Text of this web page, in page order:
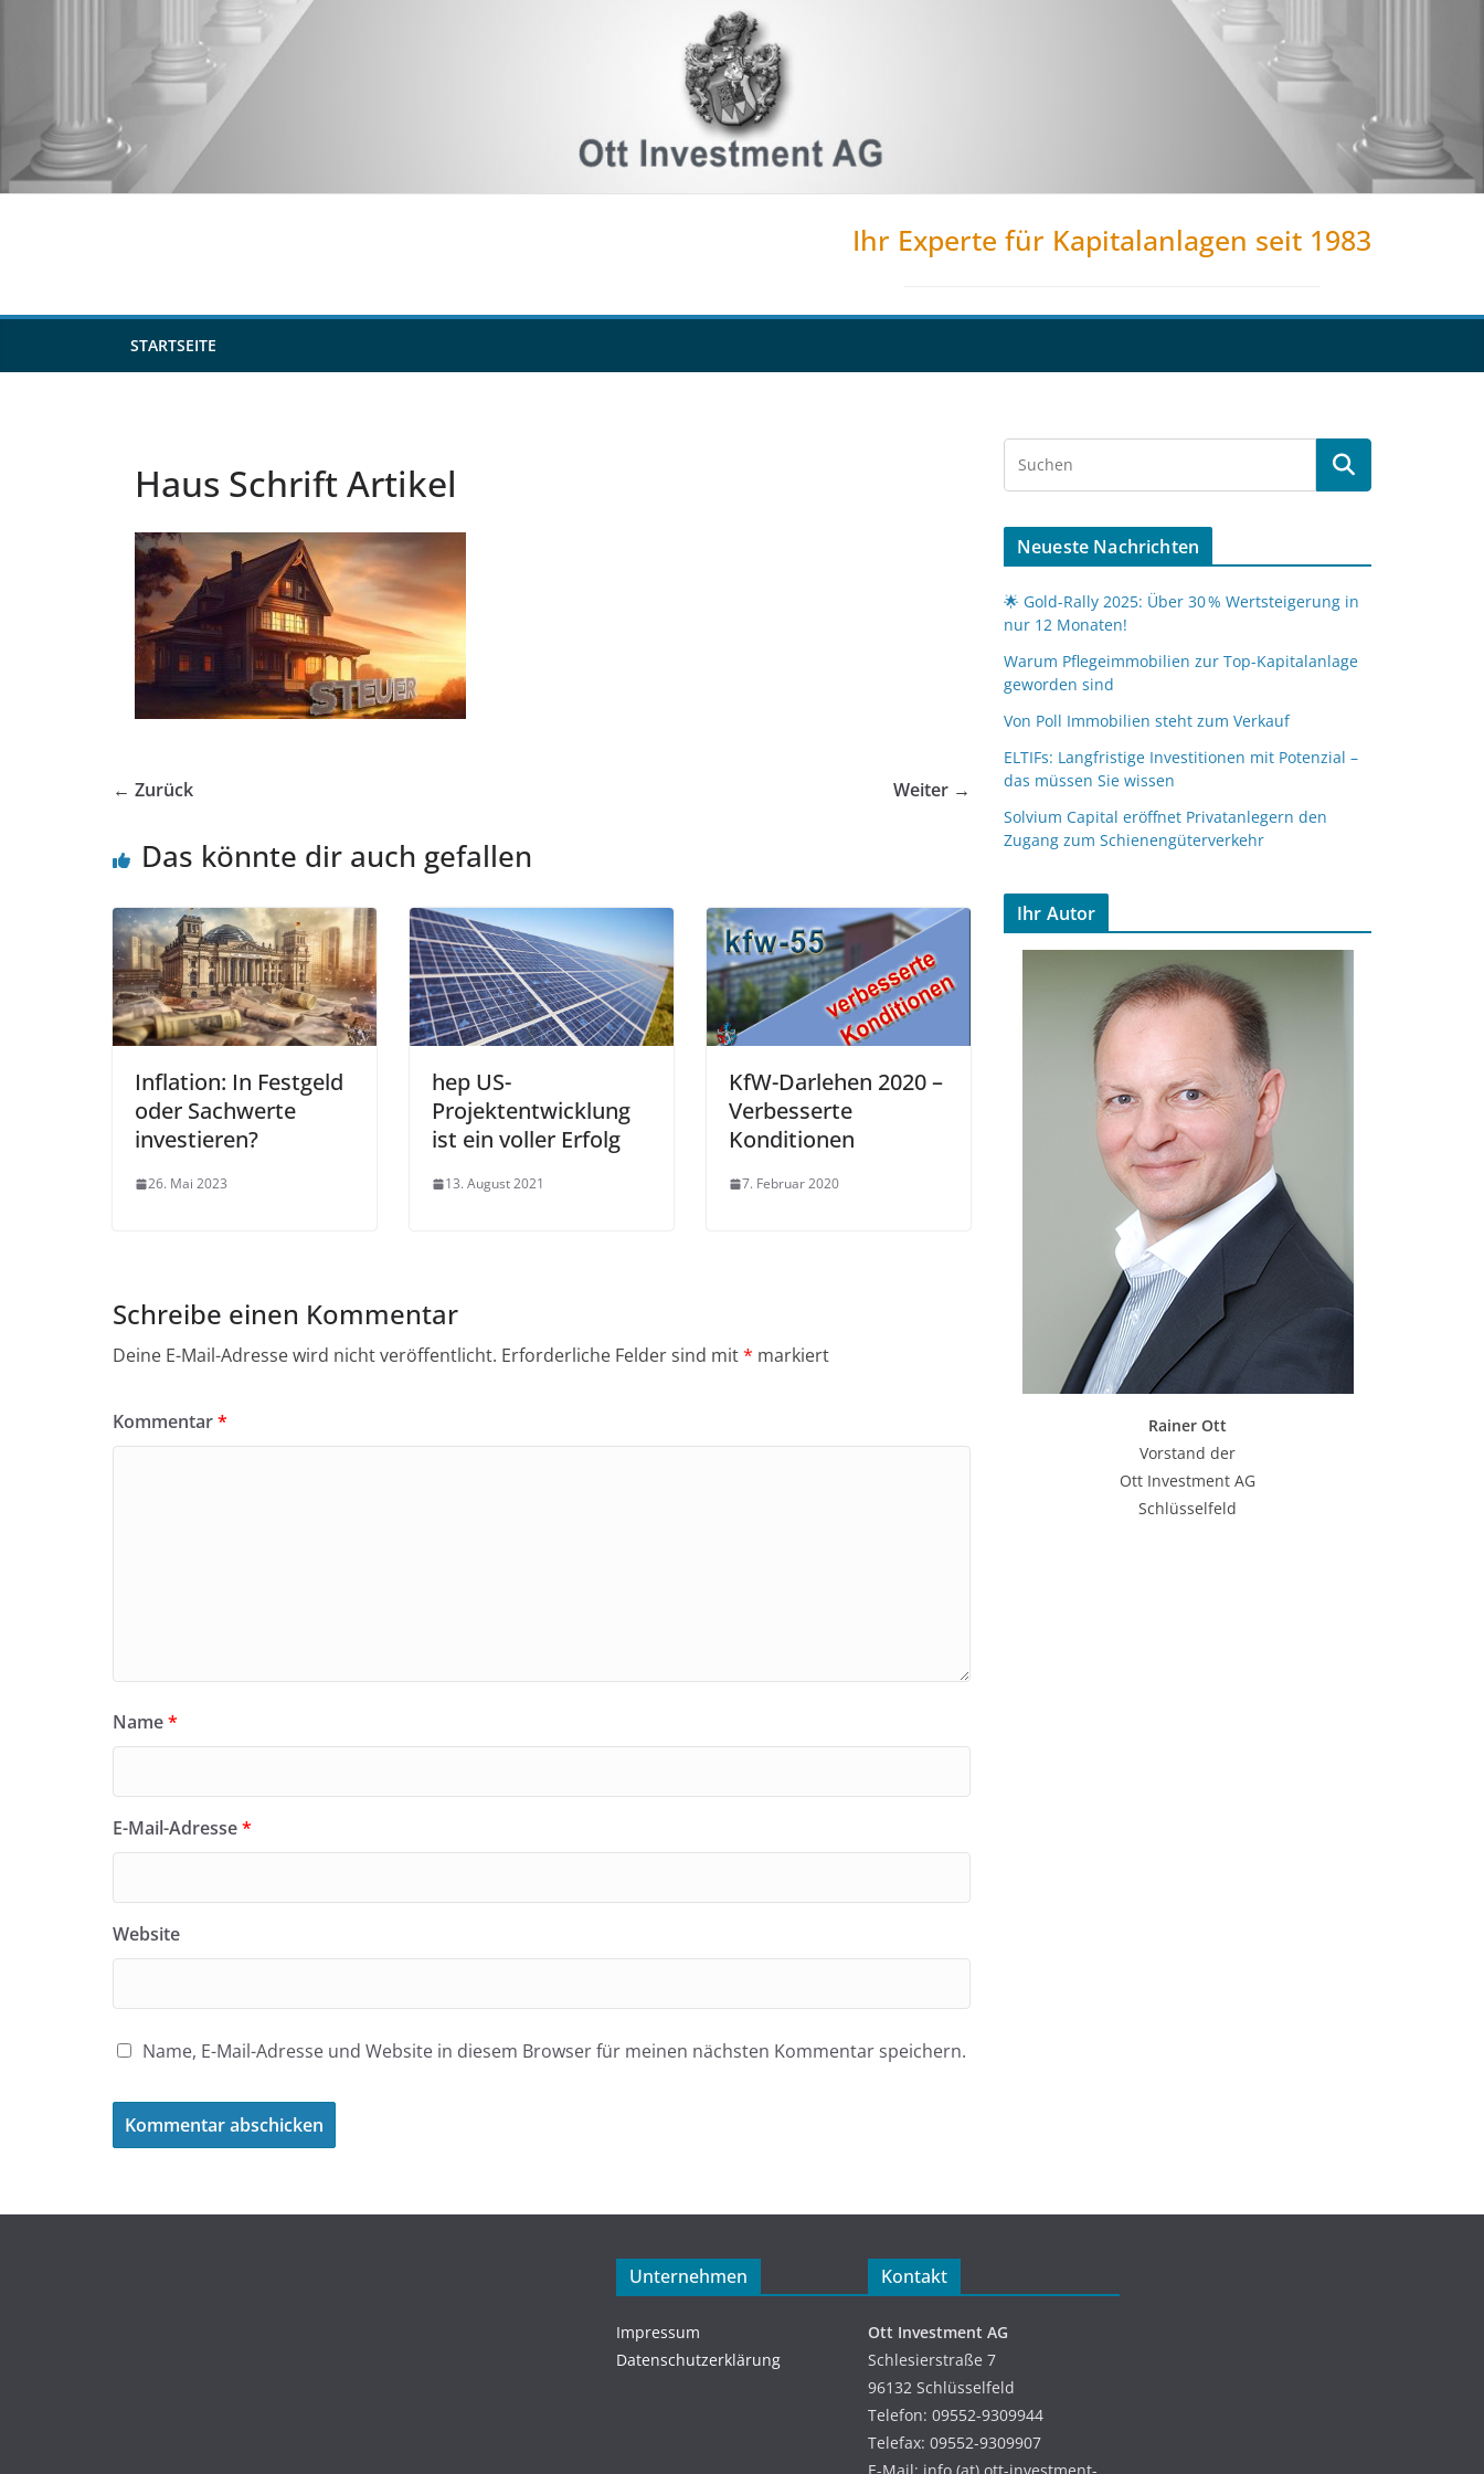
Ihr Experte für Kapitalanlagen seit 1983
STARTSEITE
Haus Schrift Artikel
← Zurück Weiter →
Das könnte dir auch gefallen
Inflation: In Festgeld
oder Sachwerte
investieren?
26. Mai 2023
hep US-
Projektentwicklung
ist ein voller Erfolg
13. August 2021
KfW-Darlehen 2020 –
Verbesserte
Konditionen
7. Februar 2020
Schreibe einen Kommentar
Deine E-Mail-Adresse wird nicht veröffentlicht. Erforderliche Felder sind mit* markiert
Kommentar*
Name*
E-Mail-Adresse*
Website
Name, E-Mail-Adresse und Website in diesem Browser für meinen nächsten Kommentar speichern.
Neueste Nachrichten
🌟 Gold-Rally 2025: Über 30 % Wertsteigerung in
nur 12 Monaten!
Warum Pflegeimmobilien zur Top-Kapitalanlage
geworden sind
Von Poll Immobilien steht zum Verkauf
ELTIFs: Langfristige Investitionen mit Potenzial –
das müssen Sie wissen
Solvium Capital eröffnet Privatanlegern den
Zugang zum Schienengüterverkehr
Ihr Autor
Rainer Ott
Vorstand der
Ott Investment AG
Schlüsselfeld
Unternehmen
Impressum
Datenschutzerklärung
Kontakt
Ott Investment AG
Schlesierstraße 7
96132 Schlüsselfeld
Telefon: 09552-9309944
Telefax: 09552-9309907